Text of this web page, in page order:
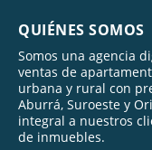
QUIÉNES SOMOS
Somos una agencia
ventas de
urbana y rural con
Aburrá, Suroeste y
integral a nuestros
de inmuebles.